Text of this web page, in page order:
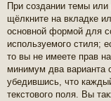
При создании темы
щёлкните на вкладке
основной формой для
используемого стиля;
то вы не имеете прав
минимум два варианта
убедившись, что
текстового поля. Вы